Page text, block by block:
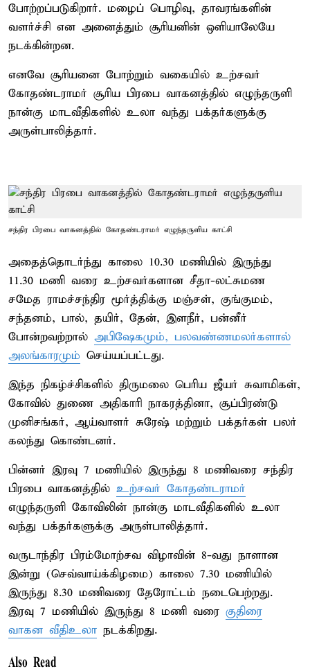
போற்றப்படுகிறார். மழைப் பொழிவு, தாவரங்களின்
வளர்ச்சி என அனைத்தும் சூரியனின் ஒளியாலேயே
நடக்கின்றன.
எனவே சூரியனை போற்றும் வகையில் உற்சவர்
கோதண்டராமர் சூரிய பிரபை வாகனத்தில் எழுந்தருளி
நான்கு மாடவீதிகளில் உலா வந்து பக்தர்களுக்கு
அருள்பாலித்தார்.
சந்திர பிரபை வாகனத்தில் கோதண்டராமர் எழுந்தருளிய காட்சி
அதைத்தொடர்ந்து காலை 10.30 மணியில் இருந்து
11.30 மணி வரை உற்சவர்களான சீதா-லட்சுமண
சமேத ராமச்சந்திர மூர்த்திக்கு மஞ்சள், குங்குமம்,
சந்தனம், பால், தயிர், தேன், இளநீர், பன்னீர்
போன்றவற்றால் அபிஷேகமும், பலவண்ணமலர்களால்
அலங்காரமும் செய்யப்பட்டது.
இந்த நிகழ்ச்சிகளில் திருமலை பெரிய ஜீயர் சுவாமிகள்,
கோவில் துணை அதிகாரி நாகரத்தினா, சூப்பிரண்டு
முனிசங்கர், ஆய்வாளர் சுரேஷ் மற்றும் பக்தர்கள் பலர்
கலந்து கொண்டனர்.
பின்னர் இரவு 7 மணியில் இருந்து 8 மணிவரை சந்திர
பிரபை வாகனத்தில் உற்சவர் கோதண்டராமர்
எழுந்தருளி கோவிலின் நான்கு மாடவீதிகளில் உலா
வந்து பக்தர்களுக்கு அருள்பாலித்தார்.
வருடாந்திர பிரம்மோற்சவ விழாவின் 8-வது நாளான
இன்று (செவ்வாய்க்கிழமை) காலை 7.30 மணியில்
இருந்து 8.30 மணிவரை தேரோட்டம் நடைபெற்றது.
இரவு 7 மணியில் இருந்து 8 மணி வரை குதிரை
வாகன வீதிஉலா நடக்கிறது.
Also Read